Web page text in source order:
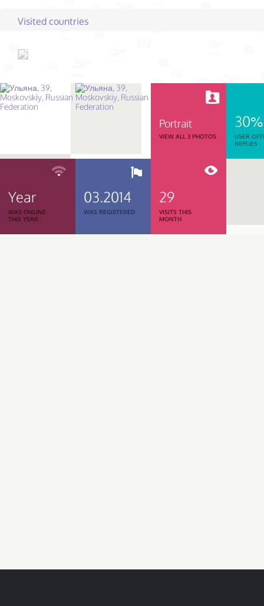
Visited countries
Portrait
VIEW ALL 3 PHOTOS
30%
USER
REPLIES
Year
WAS ONLINE
THIS YEAR
03.2014
WAS REGISTERED
29
VISITS THIS
MONTH